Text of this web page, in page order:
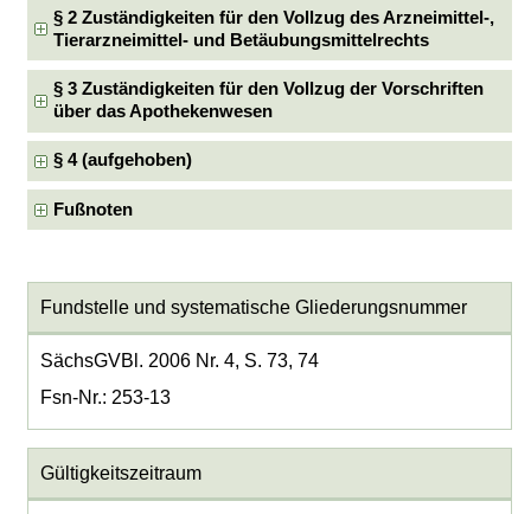
§ 2 Zuständigkeiten für den Vollzug des Arzneimittel-,
Tierarzneimittel- und Betäubungsmittelrechts
§ 3 Zuständigkeiten für den Vollzug der Vorschriften
über das Apothekenwesen
§ 4 (aufgehoben)
Fußnoten
Fundstelle und systematische Gliederungsnummer
SächsGVBl. 2006 Nr. 4, S. 73, 74
Fsn-Nr.: 253-13
Gültigkeitszeitraum